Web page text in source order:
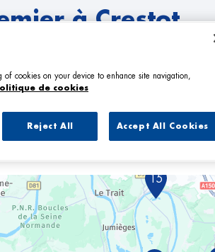
à Crestot
à Crestot
15
cookies on your device to enhance site navigation,
de cookies
Reject All Accept All Cookies